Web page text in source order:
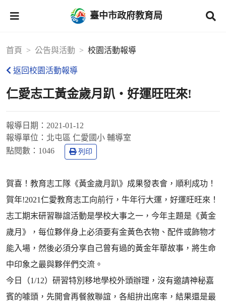
臺中市政府教育局
首頁 公告與活動 校園活動報導
返回校園活動報導
仁愛志工黃金歲月趴‧好運旺旺來!
報導日期： 2021-01-12
報導單位： 北屯區 仁愛國小 輔導室
點閱數： 1046 列印
賀喜！教育志工隊《黃金歲月趴》成果發表會，順利成功！
賀年!2021仁愛教育志工向前行，牛年行大運，好運旺旺來！
志工期末研習聯誼活動是學校大事之一，今年主題是《黃金
歲月》，每位夥伴身上必須要有金黃色衣物、配件或飾物才
能入場，然後必須分享自己曾有過的黃金年華故事，將生命
中印象之最與夥伴們交流。
今日（1/12）研習特別移地學校外頭辦理，沒有邀請神秘嘉
賓的噱頭，先開會再餐敘聯誼，各組拚出席率，結果還是最